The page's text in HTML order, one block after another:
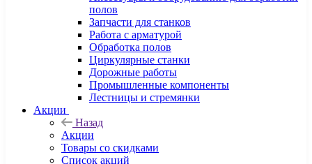
полов
Запчасти для станков
Работа с арматурой
Обработка полов
Циркулярные станки
Дорожные работы
Промышленные компоненты
Лестницы и стремянки
Акции
Назад
Акции
Товары со скидками
Список акций